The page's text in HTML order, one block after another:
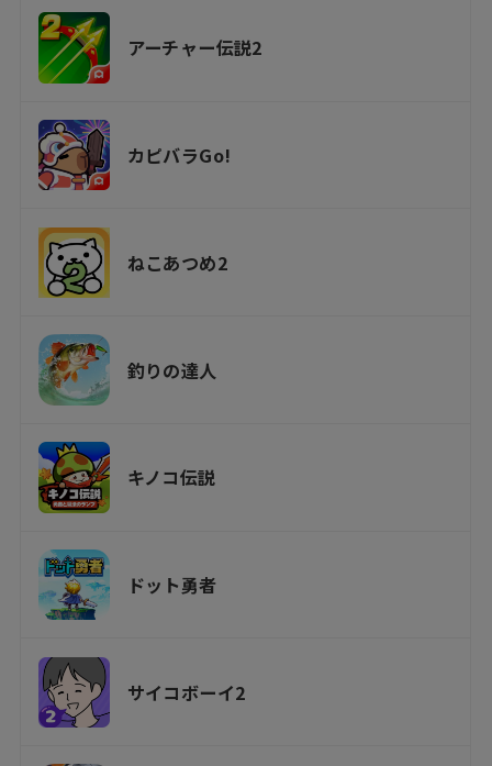
アーチャー伝説2
カピバラGo!
ねこあつめ2
釣りの達人
キノコ伝説
ドット勇者
サイコボーイ2